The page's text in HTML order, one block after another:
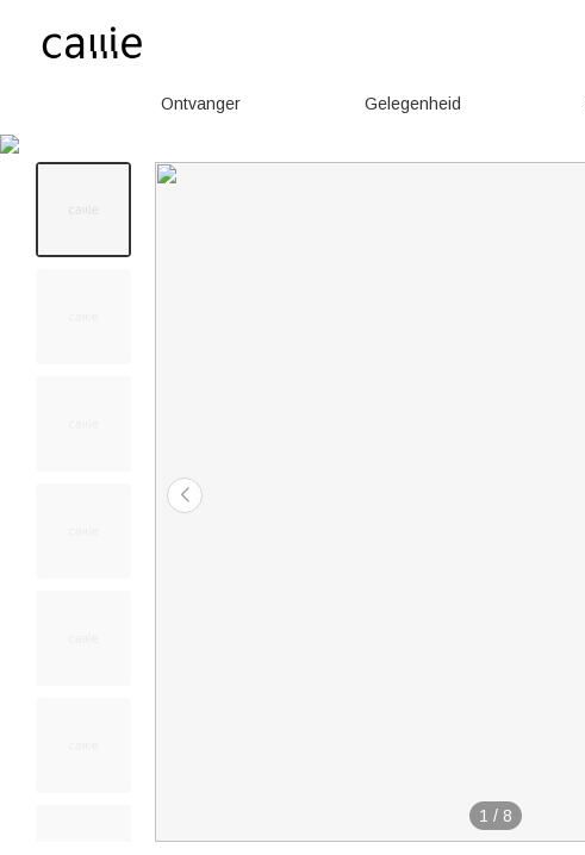
Ontvanger Gelegenheid
1 / 8